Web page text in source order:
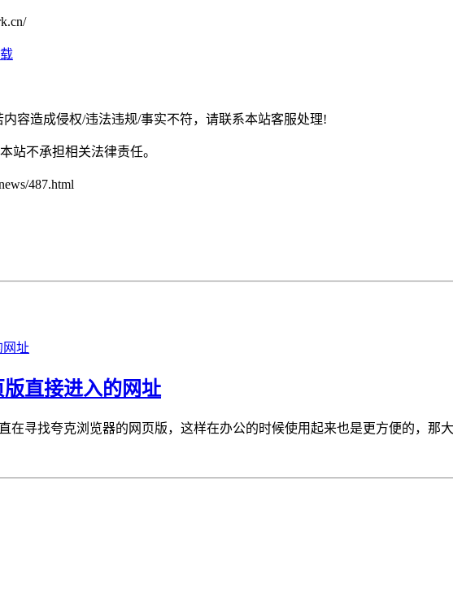
容造成侵权/违法违规/事实不符，请联系本站客服处理!
站不承担相关法律责任。
487.html
直接进入的网址
在寻找夸克浏览器的网页版，这样在办公的时候使用起来也是更方便的，那